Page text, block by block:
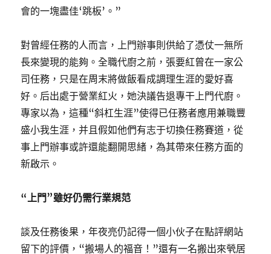
會的一塊盡佳‘跳板’。”
對曾經任務的人而言，上門辦事則供給了憑仗一無所
長來變現的能夠。全職代廚之前，張要紅曾在一家公
司任務，只是在周末將做飯看成調理生涯的愛好喜
好。后出處于營業紅火，她決議告退專干上門代廚。
專家以為，這種“斜杠生涯”使得已任務者應用兼職豐
盛小我生涯，并且假如他們有志于切換任務賽道，從
事上門辦事或許還能翻開思緒，為其帶來任務方面的
新啟示。
“上門”雖好仍需行業規范
談及任務後果，年夜亮仍記得一個小伙子在點評網站
留下的評價，“搬場人的福音！”還有一名搬出來煢居